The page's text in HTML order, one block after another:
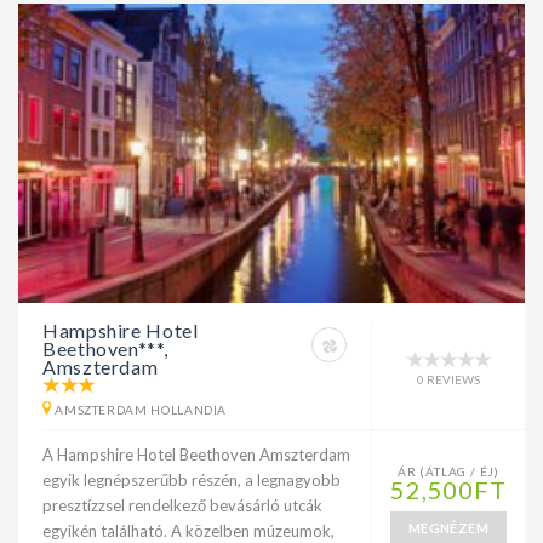
Hampshire Hotel
Beethoven***,
Amszterdam
AMSZTERDAM HOLLANDIA
0 REVIEWS
A Hampshire Hotel Beethoven Amszterdam
egyik legnépszerűbb részén, a legnagyobb
presztízzsel rendelkező bevásárló utcák
egyikén található. A közelben múzeumok,
ÁR (ÁTLAG / ÉJ)
52,500FT
MEGNÉZEM